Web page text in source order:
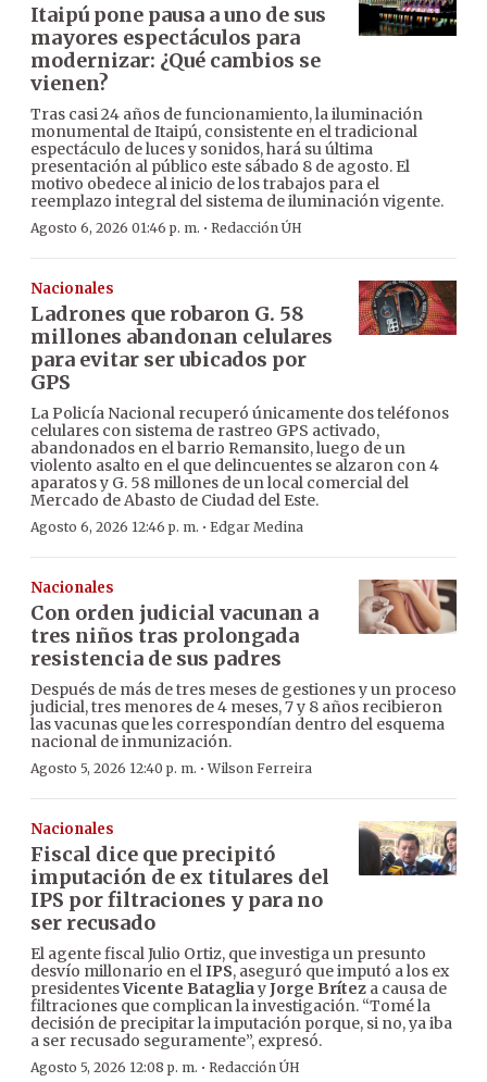
Itaipú pone pausa a uno de sus
mayores espectáculos para
modernizar: ¿Qué cambios se
vienen?
Tras casi 24 años de funcionamiento, la iluminación
monumental de Itaipú, consistente en el tradicional
espectáculo de luces y sonidos, hará su última
presentación al público este sábado 8 de agosto. El
motivo obedece al inicio de los trabajos para el
reemplazo integral del sistema de iluminación vigente.
Agosto 6, 2026 01:46 p. m. · Redacción ÚH
Nacionales
Ladrones que robaron G. 58
millones abandonan celulares
para evitar ser ubicados por
GPS
La Policía Nacional recuperó únicamente dos teléfonos
celulares con sistema de rastreo GPS activado,
abandonados en el barrio Remansito, luego de un
violento asalto en el que delincuentes se alzaron con 4
aparatos y G. 58 millones de un local comercial del
Mercado de Abasto de Ciudad del Este.
Agosto 6, 2026 12:46 p. m. · Edgar Medina
Nacionales
Con orden judicial vacunan a
tres niños tras prolongada
resistencia de sus padres
Después de más de tres meses de gestiones y un proceso
judicial, tres menores de 4 meses, 7 y 8 años recibieron
las vacunas que les correspondían dentro del esquema
nacional de inmunización.
Agosto 5, 2026 12:40 p. m. ·Wilson Ferreira
Nacionales
Fiscal dice que precipitó
imputación de ex titulares del
IPS por filtraciones y para no
ser recusado
El agente fiscal Julio Ortiz, que investiga un presunto
desvío millonario en elIPS, aseguró que imputó a los ex
presidentesVicente BatagliayJorge Brítez a causa de
filtraciones que complican la investigación. “Tomé la
decisión de precipitar la imputación porque, si no, ya iba
a ser recusado seguramente”, expresó.
Agosto 5, 2026 12:08 p. m. · Redacción ÚH